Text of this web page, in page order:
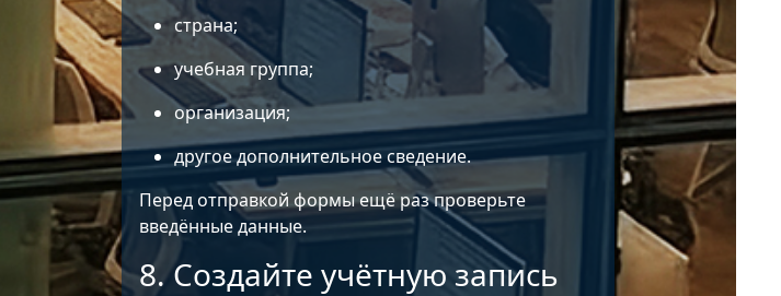
страна;
учебная группа;
организация;
другое дополнительное сведение.
Перед отправкой формы ещё раз проверьте
введённые данные.
8. Создайте учётную запись